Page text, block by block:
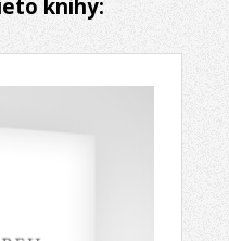
knihy: